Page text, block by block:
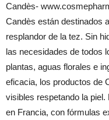
Candès-
Candès están destinados
resplandor de la tez. Sin
las necesidades de todos
plantas, aguas florales e
eficacia, los productos de
visibles respetando la
en Francia, con fórmulas